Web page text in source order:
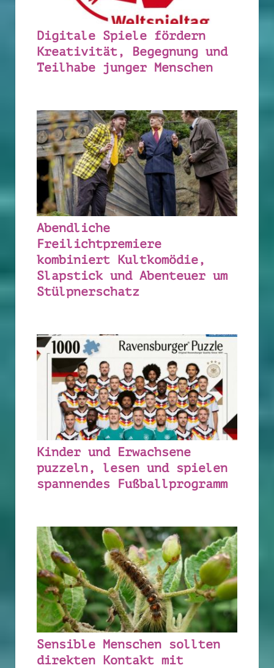
Digitale Spiele fördern
Kreativität, Begegnung und
Teilhabe junger Menschen
Abendliche
Freilichtpremiere
kombiniert Kultkomödie,
Slapstick und Abenteuer um
Stülpnerschatz
Kinder und Erwachsene
puzzeln, lesen und spielen
spannendes Fußballprogramm
Sensible Menschen sollten
direkten Kontakt mit